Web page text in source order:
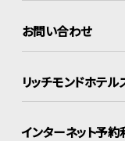
お問い合わせ
リッチモンドホテ
インターネット予約